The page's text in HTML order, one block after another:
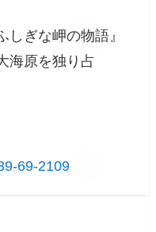
ぎな岬の物語』
海原を独り占
69-2109